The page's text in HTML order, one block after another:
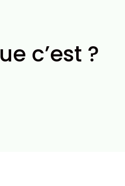
c’est ?